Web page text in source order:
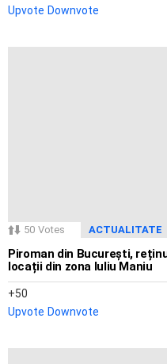
Upvote Downvote
50 Votes ACTUALITATE
Piroman din București,
locații din zona Iuliu Maniu
50
Upvote Downvote